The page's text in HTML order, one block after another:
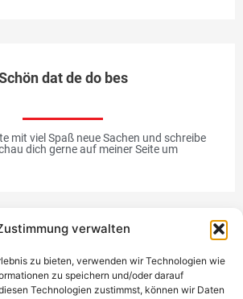
verwalten
zu bieten, verwenden wir Technologien wie
zu speichern und/oder darauf
Technologien zustimmst, können wir Daten
dat de do bes
mit viel Spaß neue Sachen und schreibe
dich gerne auf meiner Seite um